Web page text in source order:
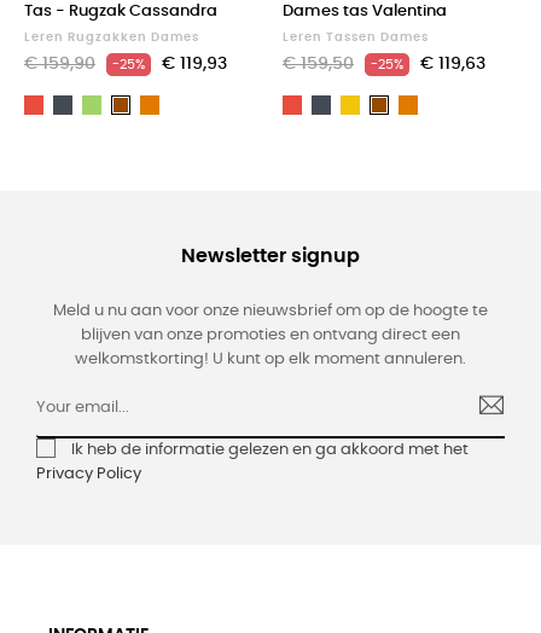
Tas - Rugzak Cassandra
Leren Rugzakken Dames
€ 159,90 -25% € 119,93
Dames tas Valentina
Leren Tassen Dames
€ 159,50 -25% € 119,63
Newsletter signup
Meld u nu aan voor onze nieuwsbrief om op de hoogte te
blijven van onze promoties en ontvang direct een
welkomstkorting! U kunt op elk moment annuleren.
Ik heb de informatie gelezen en ga akkoord met het
Privacy Policy